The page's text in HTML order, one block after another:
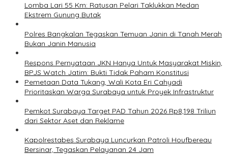
Lomba Lari 55 Km: Ratusan Pelari Taklukkan Medan
Ekstrem Gunung Butak
Polres Bangkalan Tegaskan Temuan Janin di Tanah Merah
Bukan Janin Manusia
Respons Pernyataan JKN Hanya Untuk Masyarakat Miskin,
BPJS Watch Jatim: Bukti Tidak Paham Konstitusi
Pemetaan Data Tukang, Wali Kota Eri Cahyadi
Prioritaskan Warga Surabaya untuk Proyek Infrastruktur
Pemkot Surabaya Target PAD Tahun 2026 Rp8,198 Triliun
dari Sektor Aset dan Reklame
Kapolrestabes Surabaya Luncurkan Patroli Houfbereau
Bersinar, Tegaskan Pelayanan 24 Jam